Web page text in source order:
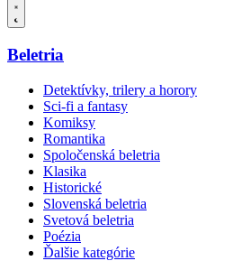
Beletria
Detektívky, trilery a horory
Sci-fi a fantasy
Komiksy
Romantika
Spoločenská beletria
Klasika
Historické
Slovenská beletria
Svetová beletria
Poézia
Ďalšie kategórie